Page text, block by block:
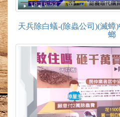
天兵除白蟻-(除蟲公司)(滅蟑
螂